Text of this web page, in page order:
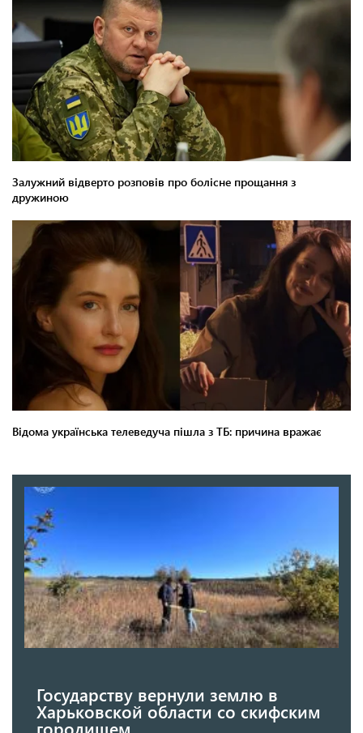
Государству вернули землю в
Харьковской области со скифским
городищем